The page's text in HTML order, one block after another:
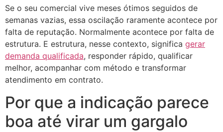
Se o seu comercial vive meses ótimos seguidos de
semanas vazias, essa oscilação raramente acontece por
falta de reputação. Normalmente acontece por falta de
estrutura. E estrutura, nesse contexto, significa gerar
demanda qualificada, responder rápido, qualificar
melhor, acompanhar com método e transformar
atendimento em contrato.
Por que a indicação parece
boa até virar um gargalo